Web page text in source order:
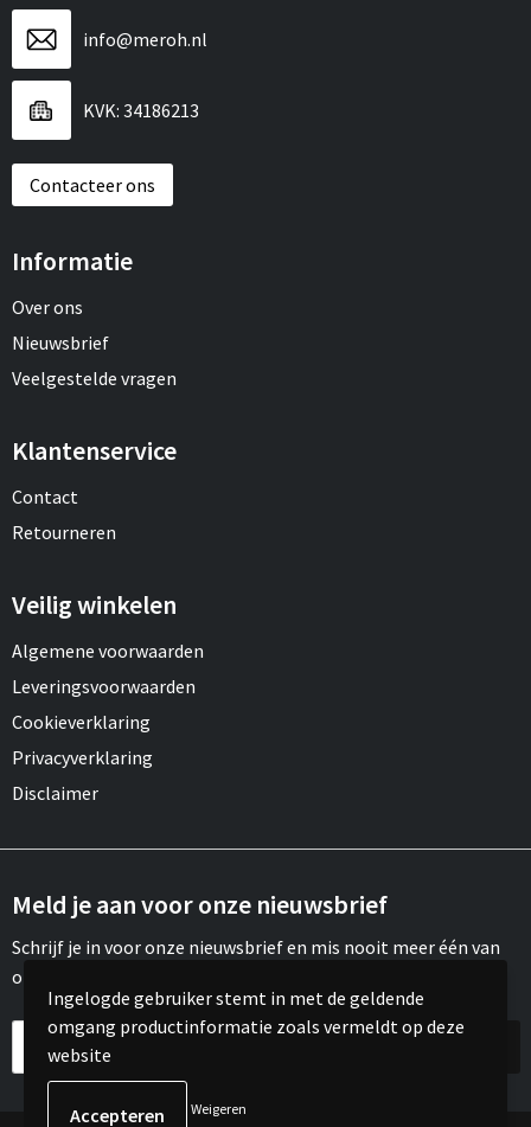
info@meroh.nl
KVK: 34186213
Contacteer ons
Informatie
Over ons
Nieuwsbrief
Veelgestelde vragen
Klantenservice
Contact
Retourneren
Veilig winkelen
Algemene voorwaarden
Leveringsvoorwaarden
Cookieverklaring
Privacyverklaring
Disclaimer
Meld je aan voor onze nieuwsbrief
Schrijf je in voor onze nieuwsbrief en mis nooit meer één van
onze leuke aanbiedingen of updates.
Ingelogde gebruiker stemt in met de geldende
omgang productinformatie zoals vermeldt op deze
website
Weigeren